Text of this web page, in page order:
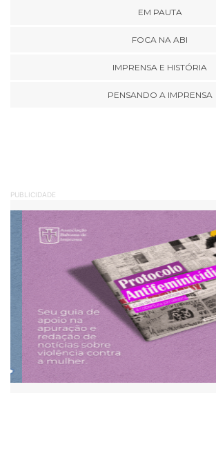
EM PAUTA
FOCA NA ABI
IMPRENSA E HISTÓRIA
PENSANDO A IMPRENSA
PUBLICIDADE